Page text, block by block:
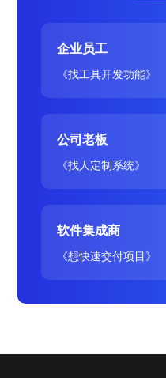
企业员工
《找工具开发功能》
公司老板
《找人定制系统》
软件集成商
《想快速交付项目》